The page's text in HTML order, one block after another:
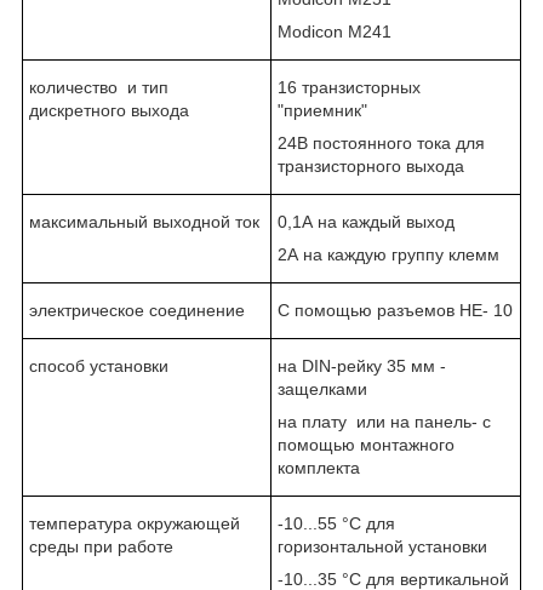
Modicon M241
количество и тип
дискретного выхода
16 транзисторных
"приемник"
24В постоянного тока для
транзисторного выхода
максимальный выходной ток
0,1А на каждый выход
2А на каждую группу клемм
электрическое соединение С помощью разъемов НЕ- 10
способ установки
на DIN-рейку 35 мм -
защелками
на плату или на панель- с
помощью монтажного
комплекта
температура окружающей
среды при работе
-10...55 °C для
горизонтальной установки
-10...35 °C для вертикальной